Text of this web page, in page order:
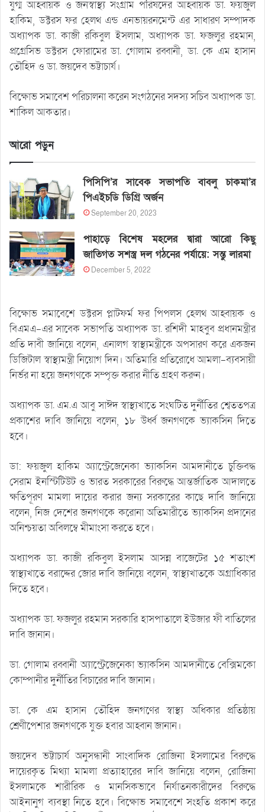
যুগ্ম আহ্বায়ক ও জনস্বাস্থ্য সংগ্রাম পরিষদের আহ্বায়ক ডা. ফয়জুল
হাকিম, ডক্টরস ফর হেলথ এন্ড এনভায়রনমেন্ট এর সাধারণ সম্পাদক
অধ্যাপক ডা. কাজী রকিবুল ইসলাম, অধ্যাপক ডা. ফজলুর রহমান,
প্রগ্রেসিভ ডক্টরস ফোরামের ডা. গোলাম রব্বানী, ডা. কে এম হাসান
তৌহিদ ও ডা. জয়দেব ভট্টাচার্য।
বিক্ষোভ সমাবেশ পরিচালনা করেন সংগঠনের সদস্য সচিব অধ্যাপক ডা.
শাকিল আকতার।
আরো পড়ুন
পিসিপি’র সাবেক সভাপতি বাবলু চাকমা’র
পিএইচডি ডিগ্রি অর্জন
September 20, 2023
পাহাড়ে বিশেষ মহলের দ্বারা আরো কিছু
জাতিগত সশস্ত্র দল গঠনের পর্যায়ে: সন্তু লারমা
December 5, 2022
বিক্ষোভ সমাবেশে ডক্টরস প্লাটফর্ম ফর পিপলস হেলথ আহ্বায়ক ও
বিএমএ-এর সাবেক সভাপতি অধ্যাপক ডা. রশিদী মাহবুব প্রধানমন্ত্রীর
প্রতি দাবী জানিয়ে বলেন, এনালগ স্বাস্থ্যমন্ত্রীকে অপসারণ করে একজন
ডিজিটাল স্বাস্থ্যমন্ত্রী নিয়োগ দিন। অতিমারি প্রতিরোধে আমলা-ব্যবসায়ী
নির্ভর না হয়ে জনগণকে সম্পৃক্ত করার নীতি গ্রহণ করুন।
অধ্যাপক ডা. এম.এ আবু সাঈদ স্বাস্থ্যখাতে সংঘটিত দুর্নীতির শ্বেততপত্র
প্রকাশের দাবি জানিয়ে বলেন, ১৮ উর্ধ্ব জনগণকে ভ্যাকসিন দিতে
হবে।
ডা: ফয়জুল হাকিম অ্যাস্ট্রেজেনেকা ভ্যাকসিন আমদানীতে চুক্তিবদ্ধ
সেরাম ইনস্টিটিউট ও ভারত সরকারের বিরুদ্ধে আন্তর্জাতিক আদালতে
ক্ষতিপূরণ মামলা দায়ের করার জন্য সরকারের কাছে দাবি জানিয়ে
বলেন, নিজ দেশের জনগণকে করোনা অতিমারীতে ভ্যাকসিন প্রদানের
অনিশ্চয়তা অবিলম্বে মীমাংসা করতে হবে।
অধ্যাপক ডা. কাজী রকিবুল ইসলাম আসন্ন বাজেটের ১৫ শতাংশ
স্বাস্থ্যখাতে বরাদ্দের জোর দাবি জানিয়ে বলেন, স্বাস্থ্যখাতকে অগ্রাধিকার
দিতে হবে।
অধ্যাপক ডা. ফজলুর রহমান সরকারি হাসপাতালে ইউজার ফী বাতিলের
দাবি জানান।
ডা. গোলাম রব্বানী অ্যাস্ট্রেজেনেকা ভ্যাকসিন আমদানীতে বেক্সিমকো
কোম্পানীর দুর্নীতির বিচারের দাবি জানান।
ডা. কে এম হাসান তৌহিদ জনগণের স্বাস্থ্য অধিকার প্রতিষ্ঠায়
শ্রেণীপেশার জনগণকে যুক্ত হবার আহ্বান জানান।
জয়দেব ভট্টাচার্য অনুসন্ধানী সাংবাদিক রোজিনা ইসলামের বিরুদ্ধে
দায়েরকৃত মিথ্যা মামলা প্রত্যাহারের দাবি জানিয়ে বলেন, রোজিনা
ইসলামকে শারীরিক ও মানসিকভাবে নির্যাতনকারীদের বিরুদ্ধে
আইনানুগ ব্যবস্থা নিতে হবে। বিক্ষোভ সমাবেশে সংহতি প্রকাশ করে